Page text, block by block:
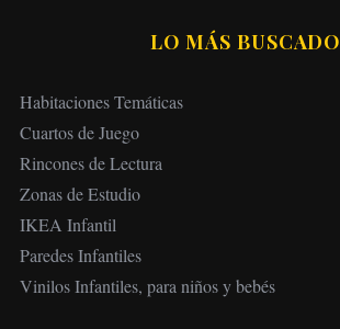
LO MÁS BUSCADO
Habitaciones Temáticas
Cuartos de Juego
Rincones de Lectura
Zonas de Estudio
IKEA Infantil
Paredes Infantiles
Vinilos Infantiles, para niños y bebés